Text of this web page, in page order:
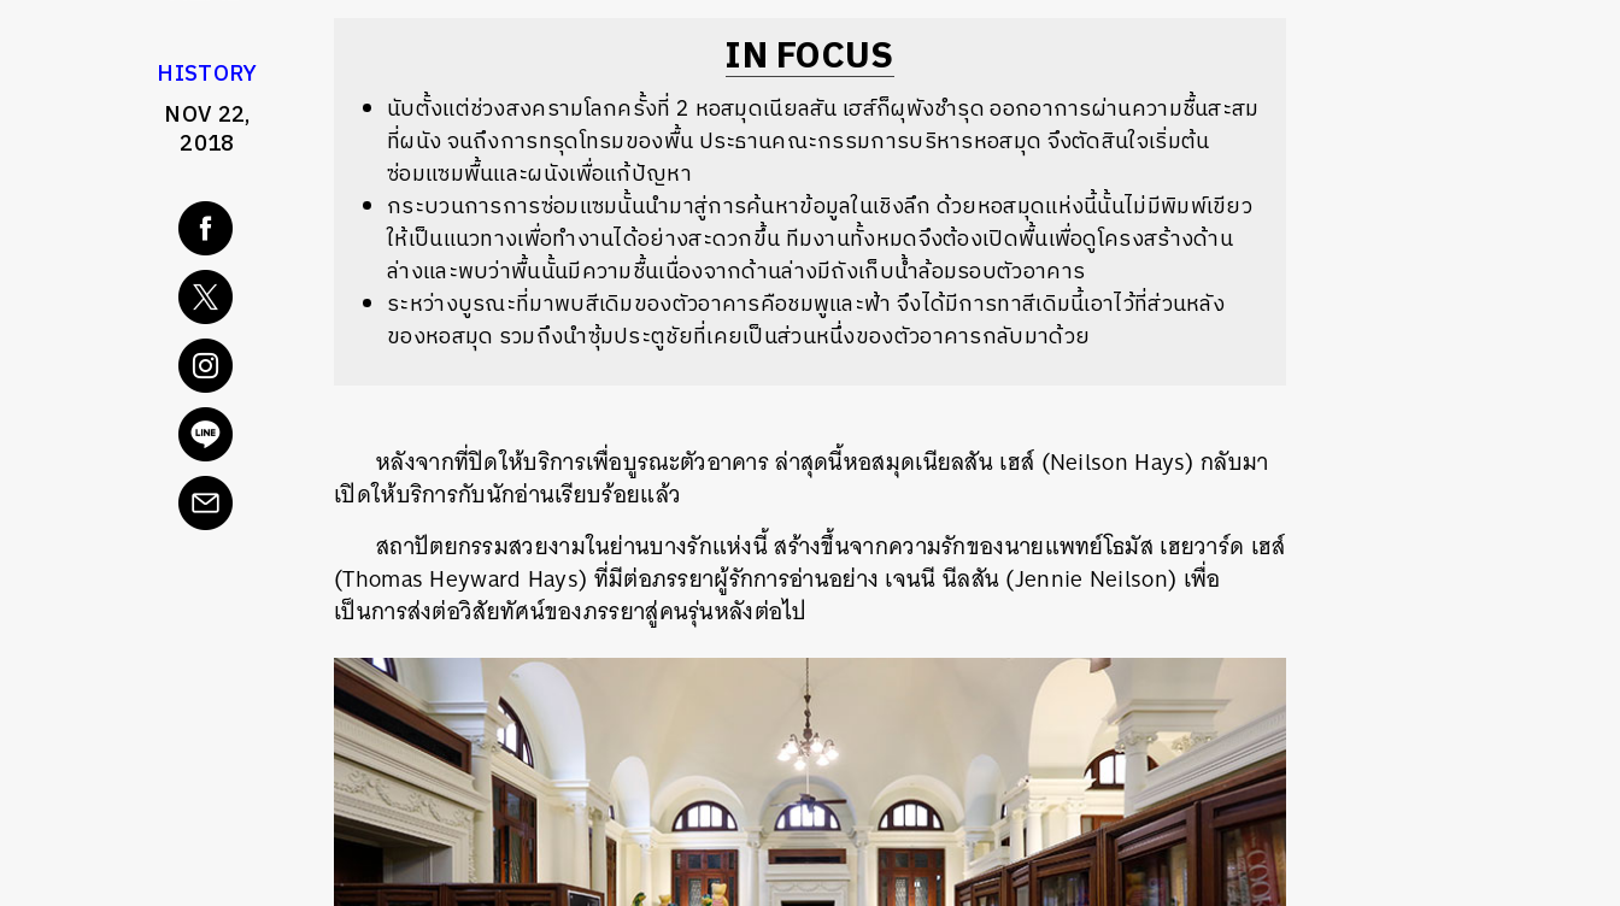
HISTORY
NOV 22,
2018
IN FOCUS
นับตั้งแต่ช่วงสงครามโลกครั้งที่ 2 หอสมุดเนียลสัน เฮส์ก็ผุพังชำรุด ออกอาการผ่านความชื้นสะสม
ที่ผนัง จนถึงการทรุดโทรมของพื้น ประธานคณะกรรมการบริหารหอสมุด จึงตัดสินใจเริ่มต้น
ซ่อมแซมพื้นและผนังเพื่อแก้ปัญหา
กระบวนการการซ่อมแซมนั้นนำมาสู่การค้นหาข้อมูลในเชิงลึก ด้วยหอสมุดแห่งนี้นั้นไม่มีพิมพ์เขียว
ให้เป็นแนวทางเพื่อทำงานได้อย่างสะดวกขึ้น ทีมงานทั้งหมดจึงต้องเปิดพื้นเพื่อดูโครงสร้างด้าน
ล่างและพบว่าพื้นนั้นมีความชื้นเนื่องจากด้านล่างมีถังเก็บน้ำล้อมรอบตัวอาคาร
ระหว่างบูรณะที่มาพบสีเดิมของตัวอาคารคือชมพูและฟ้า จึงได้มีการทาสีเดิมนี้เอาไว้ที่ส่วนหลัง
ของหอสมุด รวมถึงนำซุ้มประตูชัยที่เคยเป็นส่วนหนึ่งของตัวอาคารกลับมาด้วย
หลังจากที่ปิดให้บริการเพื่อบูรณะตัวอาคาร ล่าสุดนี้หอสมุดเนียลสัน เฮส์ (Neilson Hays) กลับมา
เปิดให้บริการกับนักอ่านเรียบร้อยแล้ว
สถาปัตยกรรมสวยงามในย่านบางรักแห่งนี้ สร้างขึ้นจากความรักของนายแพทย์โธมัส เฮยวาร์ด เฮส์
(Thomas Heyward Hays) ที่มีต่อภรรยาผู้รักการอ่านอย่าง เจนนี นีลสัน (Jennie Neilson) เพื่อ
เป็นการส่งต่อวิสัยทัศน์ของภรรยาสู่คนรุ่นหลังต่อไป